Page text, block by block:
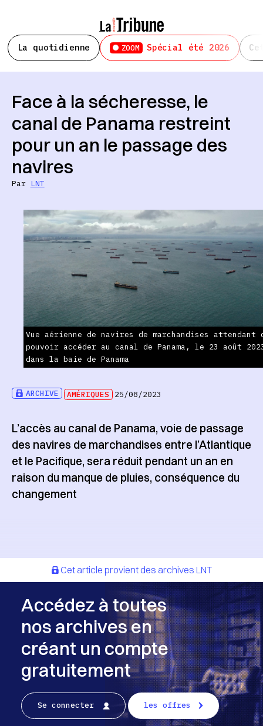
La quotidienne ZOOM Spécial été 2026
ARCHIVE AMÉRIQUES 25/08/2023
Face à la sécheresse, le
canal de Panama restreint
pour un an le passage des
navires
Par LNT
Vue aérienne de navires de marchandises attendant
pouvoir accéder au canal de Panama, le 23 août
dans la baie de Panama
L’accès au canal de Panama, voie de passage
des navires de marchandises entre l’Atlantique
et le Pacifique, sera réduit pendant un an en
raison du manque de pluies, conséquence du
changement
Cet article provient des archives LNT
Accédez à toutes
nos archives en
créant un compte
gratuitement
Se connecter les offres